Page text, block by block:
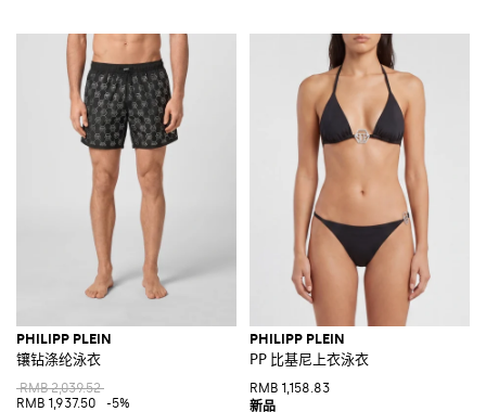
PHILIPP PLEIN
镶钻涤纶泳衣
RMB 2,039.52
RMB 1,937.50
-5%
PHILIPP PLEIN
PP 比基尼上衣泳衣
RMB 1,158.83